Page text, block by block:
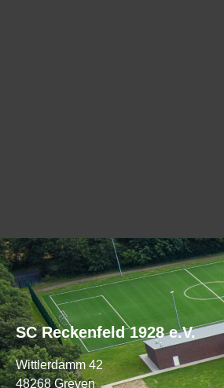
SC Reckenfeld 1928 e.V.
Wittlerdamm 42
48268 Greven